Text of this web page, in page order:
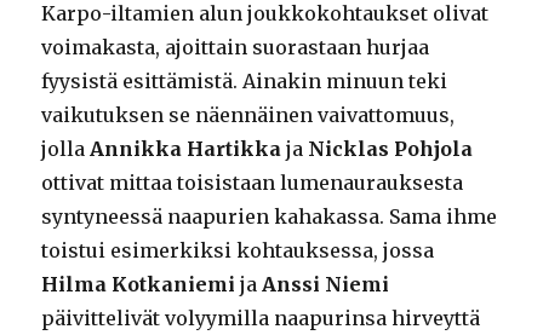
Karpo-iltamien alun joukkokohtaukset olivat
voimakasta, ajoittain suorastaan hurjaa
fyysistä esittämistä. Ainakin minuun teki
vaikutuksen se näennäinen vaivattomuus,
jollaAnnikka Hartikka ja Nicklas Pohjola
ottivat mittaa toisistaan lumenaurauksesta
syntyneessä naapurien kahakassa. Sama ihme
toistui esimerkiksi kohtauksessa, jossa
Hilma Kotkaniemi jaAnssi Niemi
päivittelivät volyymilla naapurinsa hirveyttä